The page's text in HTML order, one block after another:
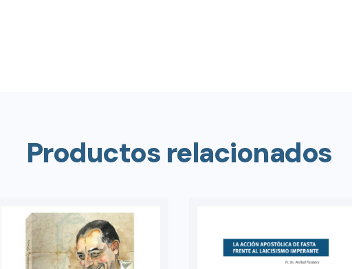
Productos relacionados